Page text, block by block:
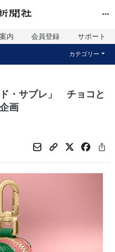
内 会員登録 サポート
カテゴリー
・サブレ」 チョコと
画